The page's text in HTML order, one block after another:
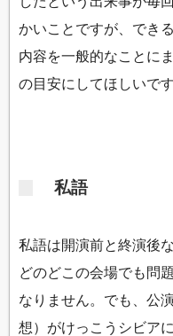
かいことですが、でき
内容を一般的なことに
の目安にしてほしいです
私語
私語は開演前と終演後
どのどこの会場でも問
なりません。でも、公
想）がけっこうシビア